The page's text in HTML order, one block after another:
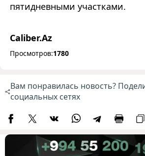
пятидневными участками.
Caliber.Az
Просмотров:1780
Вам понравилась новость?
социальных сетях